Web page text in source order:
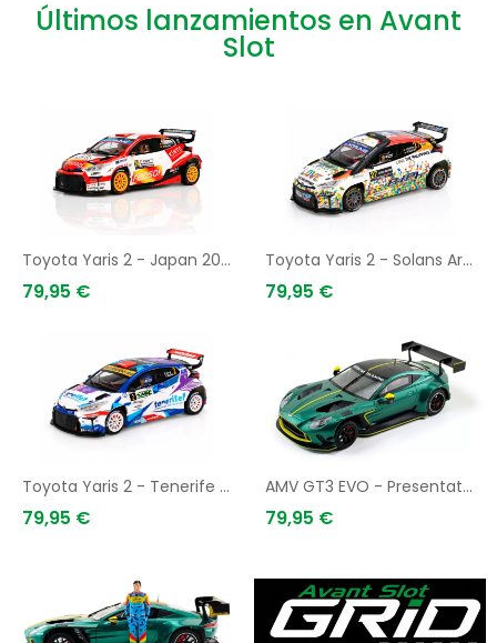
Últimos lanzamientos en Avant
Slot
Toyota Yaris 2 - Japan 2025
79,95 €
Toyota Yaris 2 - Solans Arabia 2025
79,95 €
Toyota Yaris 2 - Tenerife 2025
79,95 €
AMV GT3 EVO - Presentation
79,95 €